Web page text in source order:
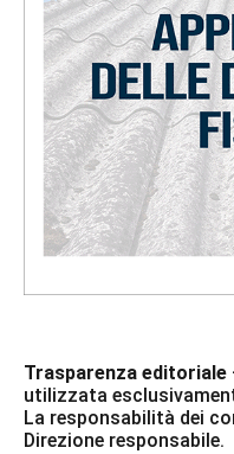
Trasparenza editoriale
utilizzata
La responsabilità dei
Direzione responsabile.